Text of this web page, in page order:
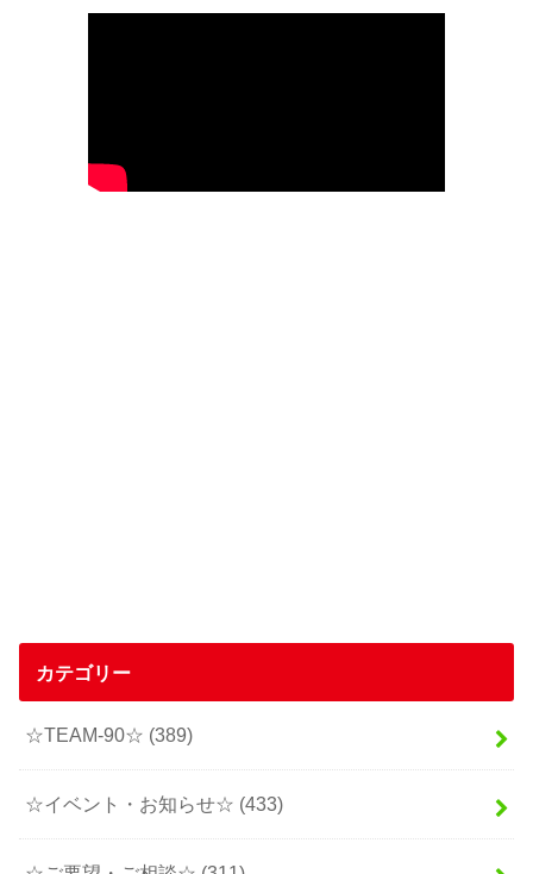
カテゴリー
☆TEAM-90☆ (389)
☆イベント・お知らせ☆ (433)